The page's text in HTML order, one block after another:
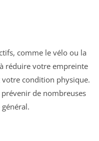
comme le vélo ou la
réduire votre empreinte
condition physique.
de nombreuses